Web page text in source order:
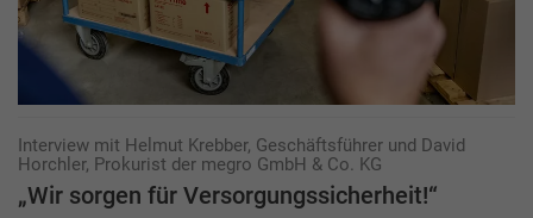
Interview mit Helmut Krebber, Geschäftsführer und David
Horchler, Prokurist der megro GmbH & Co. KG
„Wir sorgen für Versorgungssicherheit!“